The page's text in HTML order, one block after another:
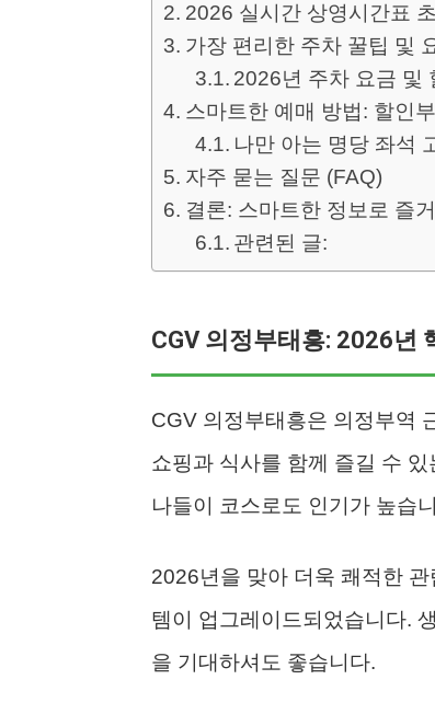
2026 실시간 상영시간표
가장 편리한 주차 꿀팁 및
2026년 주차 요금 및
스마트한 예매 방법: 할인
나만 아는 명당 좌석
자주 묻는 질문 (FAQ)
결론: 스마트한 정보로 즐
관련된 글:
CGV 의정부태흥: 2026년
CGV 의정부태흥은 의정부역
쇼핑과 식사를 함께 즐길 수
나들이 코스로도 인기가 높습
2026년을 맞아 더욱 쾌적한
템이 업그레이드되었습니다.
을 기대하셔도 좋습니다.